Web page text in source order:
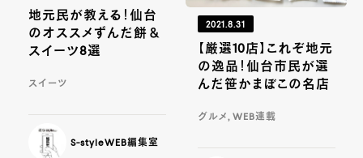
地元民が教える！仙台
のオススメずんだ餅＆
スイーツ8選
スイーツ
S-styleWEB編集室
2021.8.31
【厳選10店】これぞ地元
の逸品！仙台市民が選
んだ笹かまぼこの名店
グルメ, WEB連載